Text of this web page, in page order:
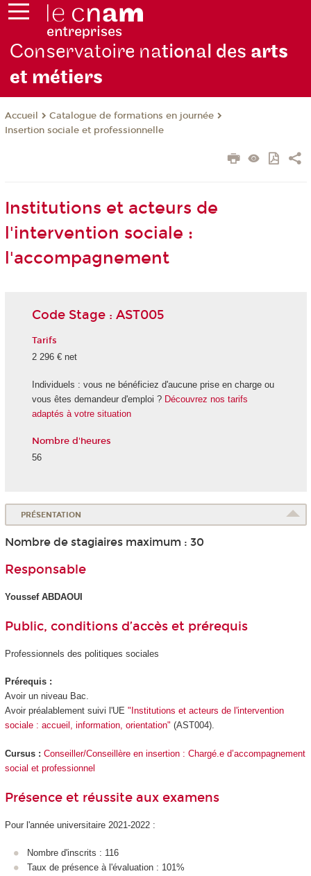
Conservatoire national des arts
et métiers
Accueil
Catalogue de formations en journée
Insertion sociale et professionnelle
Institutions et acteurs de
l'intervention sociale :
l'accompagnement
Code Stage : AST005
Tarifs
2 296 € net
Individuels : vous ne bénéficiez d'aucune prise en charge ou
vous êtes demandeur d'emploi ? Découvrez nos tarifs
adaptés à votre situation
Nombre d'heures
56
PRÉSENTATION
Nombre de stagiaires maximum : 30
Responsable
Youssef ABDAOUI
Public, conditions d’accès et prérequis
Professionnels des politiques sociales
Prérequis :
Avoir un niveau Bac.
Avoir préalablement suivi l'UE "Institutions et acteurs de l'intervention
sociale : accueil, information, orientation" (AST004).
Cursus : Conseiller/Conseillère en insertion : Chargé.e d’accompagnement
social et professionnel
Présence et réussite aux examens
Pour l'année universitaire 2021-2022 :
Nombre d'inscrits : 116
Taux de présence à l'évaluation : 101%